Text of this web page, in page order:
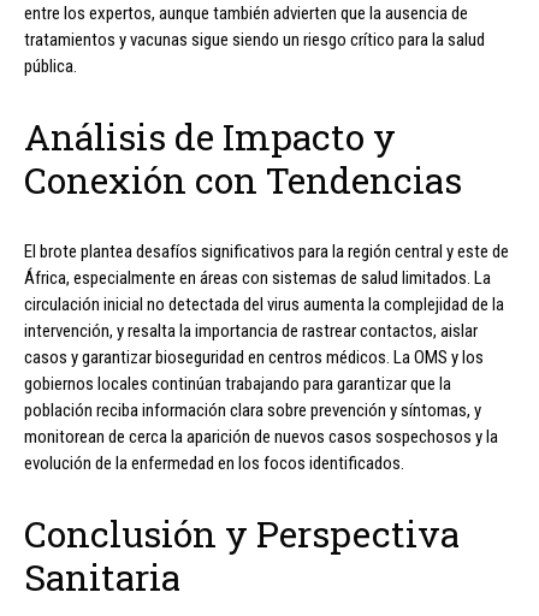
entre los expertos, aunque también advierten que la ausencia de
tratamientos y vacunas sigue siendo un riesgo crítico para la salud
pública.
Análisis de Impacto y
Conexión con Tendencias
El brote plantea desafíos significativos para la región central y este de
África, especialmente en áreas con sistemas de salud limitados. La
circulación inicial no detectada del virus aumenta la complejidad de la
intervención, y resalta la importancia de rastrear contactos, aislar
casos y garantizar bioseguridad en centros médicos. La OMS y los
gobiernos locales continúan trabajando para garantizar que la
población reciba información clara sobre prevención y síntomas, y
monitorean de cerca la aparición de nuevos casos sospechosos y la
evolución de la enfermedad en los focos identificados.
Conclusión y Perspectiva
Sanitaria